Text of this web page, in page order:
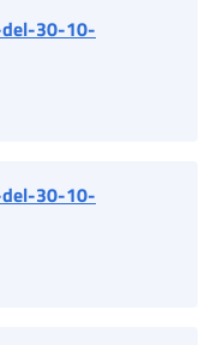
30-10-
30-10-